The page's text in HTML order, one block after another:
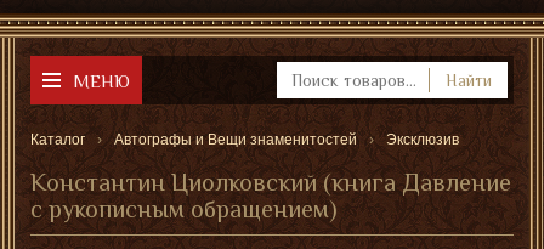
МЕНЮ Найти
Каталог Автографы и Вещи знаменитостей Эксклюзив
Константин Циолковский (книга Давление
с рукописным обращением)